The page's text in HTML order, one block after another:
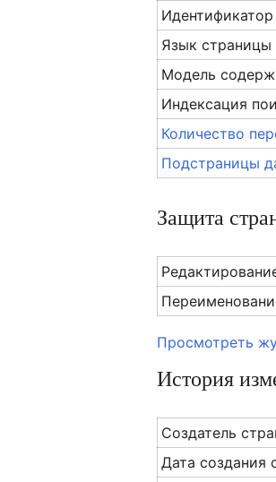
Язык страницы
Модель
Индексация
Количество
Подстраницы
Защита
Просмотреть
История
Создатель
Дата создания